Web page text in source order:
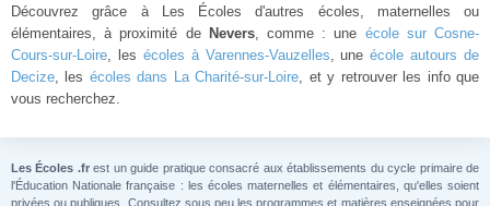
Découvrez grâce à Les Écoles d'autres écoles, maternelles ou
élémentaires, à proximité de Nevers, comme : une école sur Cosne-
Cours-sur-Loire, les écoles à Varennes-Vauzelles, uneécole autours de
Decize, les écoles dans La Charité-sur-Loire, et y retrouver les info que
vous recherchez.
Les Écoles .frest un guide pratique consacré aux établissements du cycle primaire de
l'Éducation Nationale française : les écoles maternelles et élémentaires, qu'elles soient
privées ou publiques. Consultez sous peu les programmes et matières enseignées pour